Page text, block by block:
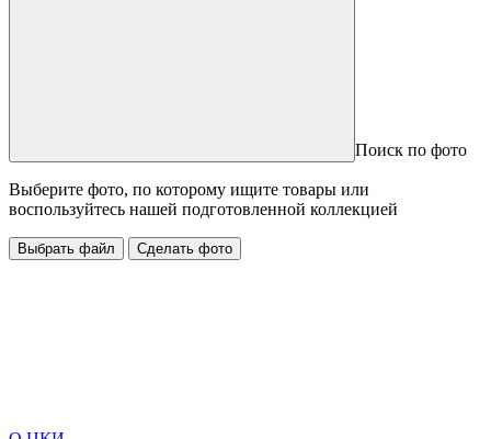
Поиск по фото
Выберите фото, по которому ищите товары или
воспользуйтесь нашей подготовленной коллекцией
Выбрать файл Сделать фото